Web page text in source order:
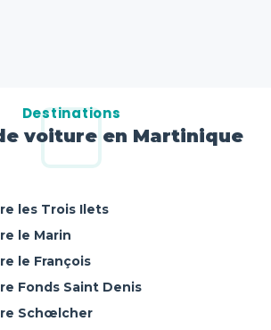
Destinations
voiture en Martinique
les Trois Ilets
le Marin
le François
Fonds Saint Denis
Schœlcher